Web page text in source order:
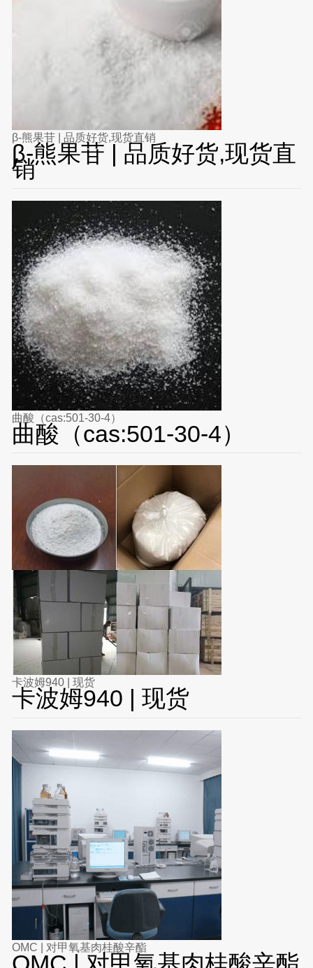
β-熊果苷 | 品质好货,现货直销
β-熊果苷 | 品质好货,现货直
销
曲酸（cas:501-30-4）
曲酸（cas:501-30-4）
卡波姆940 | 现货
卡波姆940 | 现货
OMC | 对甲氧基肉桂酸辛酯